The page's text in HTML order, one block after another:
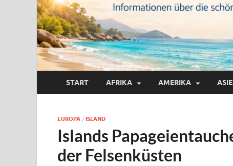
START AFRIKA AMERIKA
EUROPA / ISLAND
Islands
der Felsenküsten